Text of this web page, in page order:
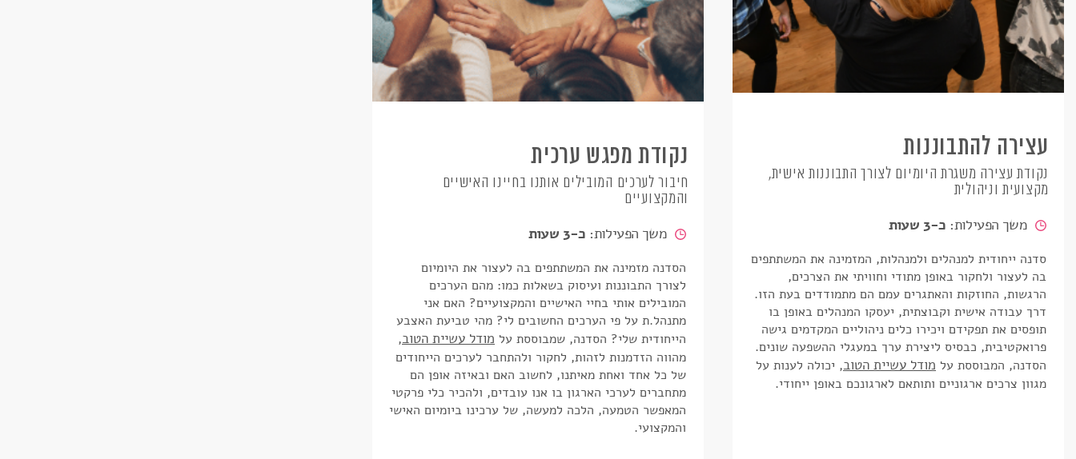
עצירה להתבוננות
נקודת עצירה משגרת היומיום לצורך התבוננות אישית,
מקצועית וניהולית
משך הפעילות: כ-3 שעות
סדנה ייחודית למנהלים ולמנהלות, המזמינה את המשתתפים
בה לעצור ולחקור באופן מתודי וחוויתי את הצרכים,
הרגשות, החוזקות והאתגרים עמם הם מתמודדים בעת הזו.
דרך עבודה אישית וקבוצתית, יעסקו המנהלים באופן בו
תופסים את תפקידם ויכירו כלים ניהוליים המקדמים גישה
פרואקטיבית, כבסיס ליצירת ערך במעגלי ההשפעה שונים.
הסדנה, המבוססת על מודל עשיית הטוב, יכולה לענות על
מגוון צרכים ארגוניים ותותאם לארגונכם באופן ייחודי.
נקודת מפגש ערכית
חיבור לערכים המובילים אותנו בחיינו האישיים
והמקצועיים
משך הפעילות: כ-3 שעות
הסדנה מזמינה את המשתתפים בה לעצור את היומיום
לצורך התבוננות ועיסוק בשאלות כמו: מהם הערכים
המובילים אותי בחיי האישיים והמקצועיים? האם אני
מתנהל.ת על פי הערכים החשובים לי? מהי טביעת האצבע
הייחודית שלי? הסדנה, שמבוססת על מודל עשיית הטוב,
מהווה הזדמנות לזהות, לחקור ולהתחבר לערכים הייחודים
של כל אחד ואחת מאיתנו, לחשוב האם ובאיזה אופן הם
מתחברים לערכי הארגון בו אנו עובדים, ולהכיר כלי פרקטי
המאפשר הטמעה, הלכה למעשה, של ערכינו ביומיום האישי
והמקצועי.